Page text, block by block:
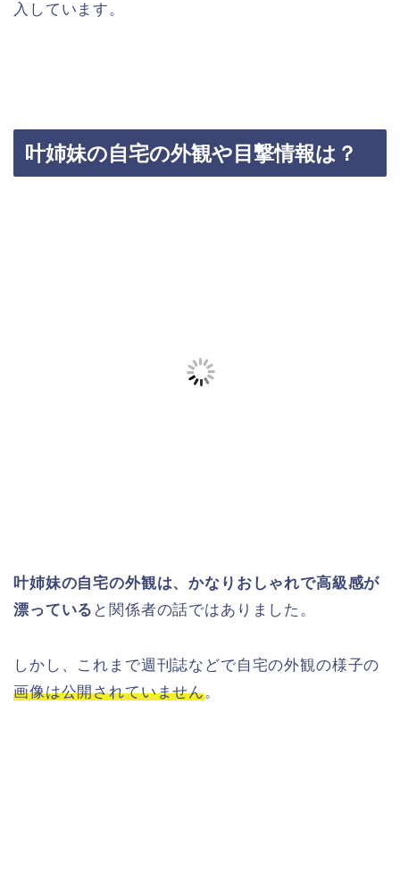
入しています。
叶姉妹の自宅の外観や目撃情報は？
叶姉妹の自宅の外観は、かなりおしゃれで高級感が
漂っている と関係者の話ではありました。
しかし、これまで週刊誌などで自宅の外観の様子の
画像は公開されていません。